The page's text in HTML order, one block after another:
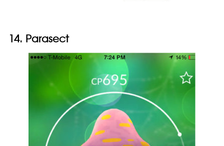
14. Parasect